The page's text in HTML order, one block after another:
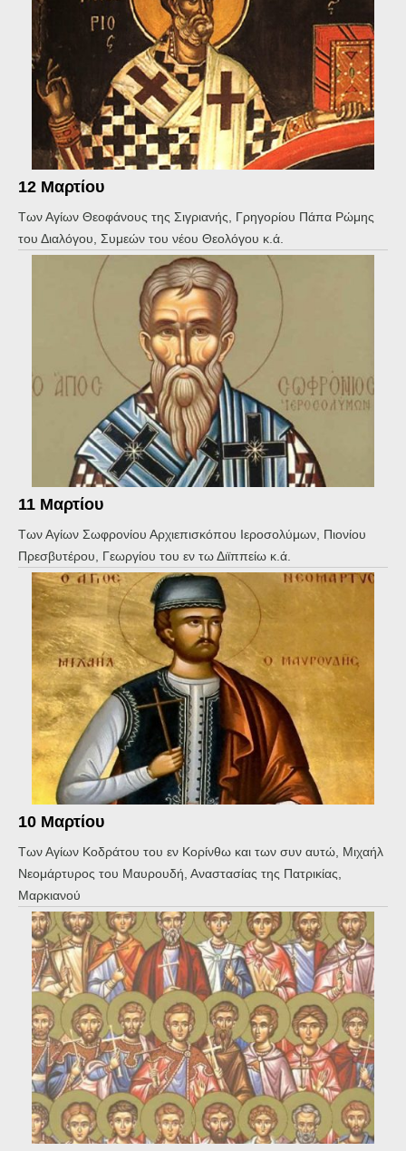
12 Μαρτίου
Των Αγίων Θεοφάνους της Σιγριανής, Γρηγορίου Πάπα Ρώμης
του Διαλόγου, Συμεών του νέου Θεολόγου κ.ά.
11 Μαρτίου
Των Αγίων Σωφρονίου Αρχιεπισκόπου Ιεροσολύμων, Πιονίου
Πρεσβυτέρου, Γεωργίου του εν τω Διϊππείω κ.ά.
10 Μαρτίου
Των Αγίων Κοδράτου του εν Κορίνθω και των συν αυτώ, Μιχαήλ
Νεομάρτυρος του Μαυρουδή, Αναστασίας της Πατρικίας,
Μαρκιανού